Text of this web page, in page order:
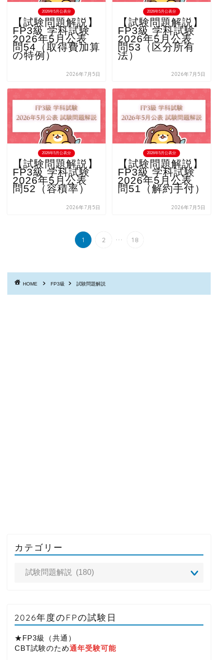
2026年5月公表分
【試験問題解説】
FP3級 学科試験
2026年5月公表
問54（取得費加算
の特例）
2026年7月5日
2026年5月公表分
【試験問題解説】
FP3級 学科試験
2026年5月公表
問53（区分所有
法）
2026年7月5日
2026年5月公表分
【試験問題解説】
FP3級 学科試験
2026年5月公表
問52（容積率）
2026年7月5日
2026年5月公表分
【試験問題解説】
FP3級 学科試験
2026年5月公表
問51（解約手付）
2026年7月5日
1 2 ... 18
HOME FP3級 試験問題解説
カテゴリー
2026年度のFPの試験日
★FP3級（共通）
CBT試験のため通年受験可能